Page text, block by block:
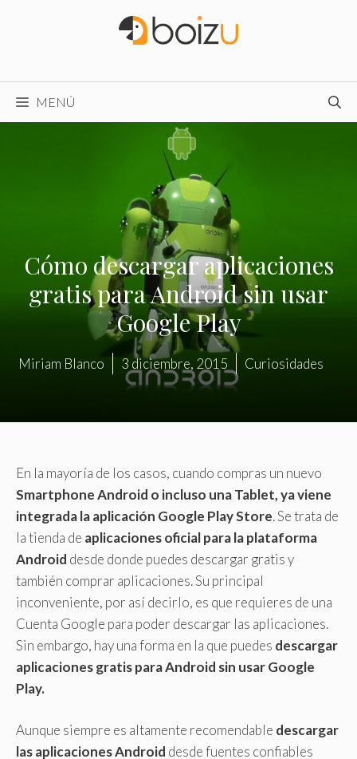
MENÚ
Cómo descargar aplicaciones
gratis para Android sin usar
Google Play
Miriam Blanco 3 diciembre, 2015 Curiosidades
En la mayoría de los casos, cuando compras un nuevo
Smartphone Android o incluso una Tablet, ya viene
integrada la aplicación Google Play Store. Se trata de
la tienda de aplicaciones oficial para la plataforma
Android desde donde puedes descargar gratis y
también comprar aplicaciones. Su principal
inconveniente, por así decirlo, es que requieres de una
Cuenta Google para poder descargar las aplicaciones.
Sin embargo, hay una forma en la que puedes descargar
aplicaciones gratis para Android sin usar Google
Play.
Aunque siempre es altamente recomendable descargar
las aplicaciones Android desde fuentes confiables